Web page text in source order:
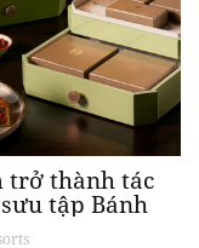
trở thành tác
tập Bánh
Hôtel des Arts